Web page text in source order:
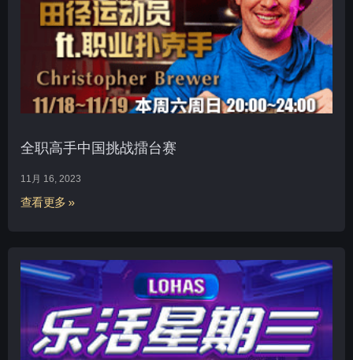
全职高手中国挑战擂台赛
11月 16, 2023
查看更多 »